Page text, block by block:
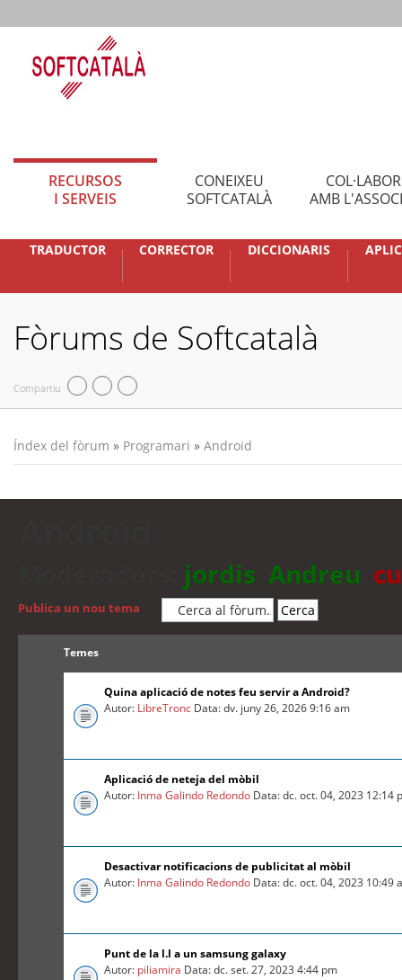
RECURSOS
I SERVEIS
CONEIXEU
SOFTCATALÀ
AMB
TRADUCTOR CORRECTOR DICCIONARIS
Fòrums de Softcatalà
Compartiu
Índex del fòrum » Programari » Android
jordis Andreu
Publica un nou tema
Temes
Quina aplicació de notes feu servir a Android?
Autor: LibreTronc Data: dv. juny 26, 2026 9:16 am
Aplicació de neteja del mòbil
Autor: Inma Galindo Redondo Data: dc. oct. 04, 2023 12:14
Desactivar notificacions de publicitat al mòbil
Autor: Inma Galindo Redondo Data: dc. oct. 04, 2023 10:49
Punt de la l.l a un samsung galaxy
Autor: piliamira Data: dc. set. 27, 2023 4:44 pm